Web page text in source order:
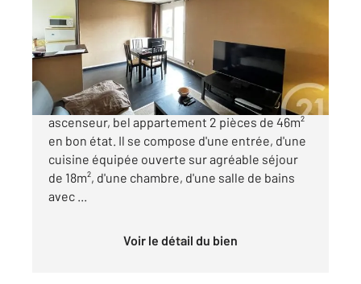
Appartement F2 à vendre
99 000 €
STRASBOURG - CRONENBOURG Au 2ème avec
ascenseur, bel appartement 2 pièces de 46m²
en bon état. Il se compose d'une entrée, d'une
cuisine équipée ouverte sur agréable séjour
de 18m², d'une chambre, d'une salle de bains
avec ...
Voir le détail du bien